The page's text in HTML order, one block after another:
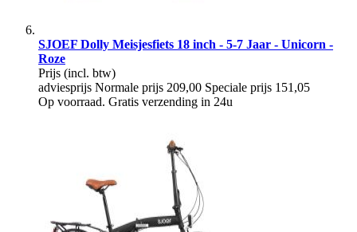
SJOEF Dolly Meisjesfiets 18 inch - 5-7 Jaar - Unicorn -
Roze
Prijs (incl. btw)
adviesprijs Normale prijs 209,00 Speciale prijs 151,05
Op voorraad. Gratis verzending in 24u